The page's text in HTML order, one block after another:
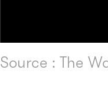
Source : The